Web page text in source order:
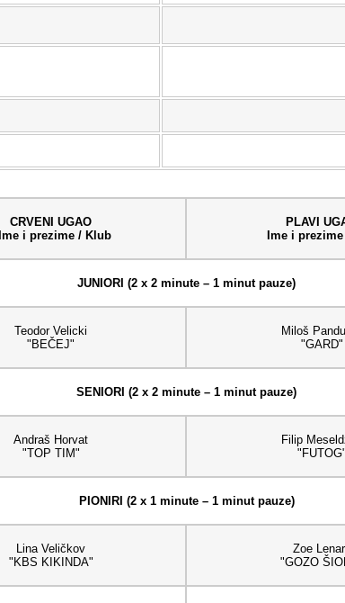
CRVENI UGAO
Ime i prezime / Klub
PLAVI
Ime i
JUNIORI (2 x 2 minute – 1 minut pauze)
Teodor Velicki
"BEČEJ"
Miloš
"GARD"
SENIORI (2 x 2 minute – 1 minut pauze)
Andraš Horvat
"TOP TIM"
Filip
"FUTOG"
PIONIRI (2 x 1 minute – 1 minut pauze)
Lina Veličkov
"KBS KIKINDA"
Zoe
"GOZO